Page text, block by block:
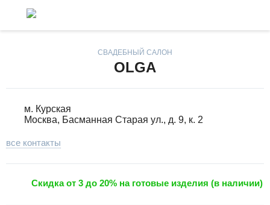
СВАДЕБНЫЙ САЛОН
OLGA
м. Курская
Москва, Басманная Старая ул., д. 9, к. 2
все контакты
Скидка от 3 до 20% на готовые изделия (в наличии)